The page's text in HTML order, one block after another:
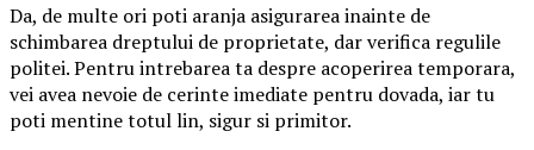
Da, de multe ori poti aranja asigurarea inainte de
schimbarea dreptului de proprietate, dar verifica regulile
politei. Pentru intrebarea ta despre acoperirea temporara,
vei avea nevoie de cerinte imediate pentru dovada, iar tu
poti mentine totul lin, sigur si primitor.